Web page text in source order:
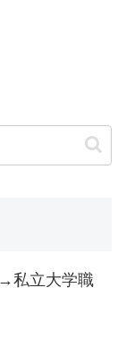
私立大学職